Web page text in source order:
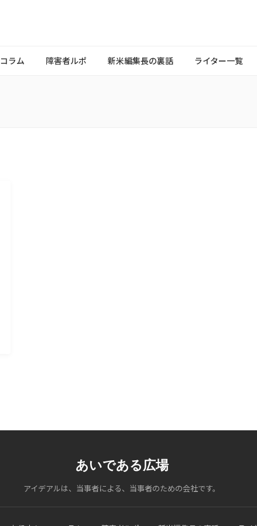
コラム 障害者ルポ 新米編集長の裏話 ライター一覧
あいである広場
アイデアルは、当事者による、当事者のための会社です。